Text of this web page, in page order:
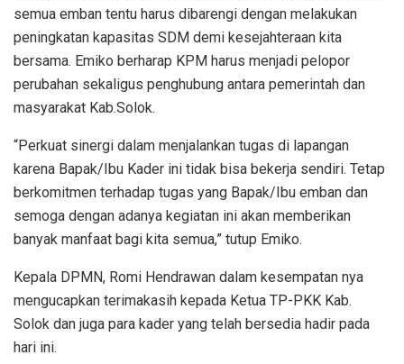
semua emban tentu harus dibarengi dengan melakukan
peningkatan kapasitas SDM demi kesejahteraan kita
bersama. Emiko berharap KPM harus menjadi pelopor
perubahan sekaligus penghubung antara pemerintah dan
masyarakat Kab.Solok.
“Perkuat sinergi dalam menjalankan tugas di lapangan
karena Bapak/Ibu Kader ini tidak bisa bekerja sendiri. Tetap
berkomitmen terhadap tugas yang Bapak/Ibu emban dan
semoga dengan adanya kegiatan ini akan memberikan
banyak manfaat bagi kita semua,” tutup Emiko.
Kepala DPMN, Romi Hendrawan dalam kesempatan nya
mengucapkan terimakasih kepada Ketua TP-PKK Kab.
Solok dan juga para kader yang telah bersedia hadir pada
hari ini.